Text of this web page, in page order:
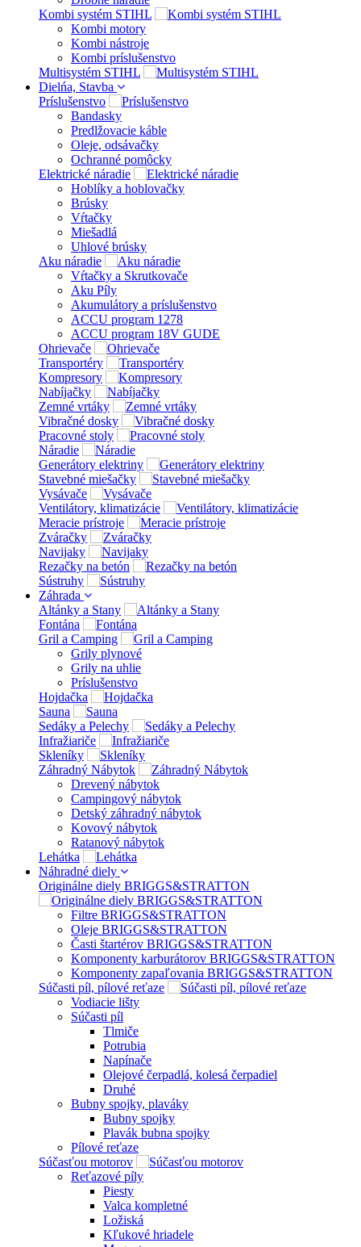
Kombi systém STIHL
Kombi motory
Kombi nástroje
Kombi príslušenstvo
Multisystém STIHL
Dielńa, Stavba
Príslušenstvo
Bandasky
Predlžovacie káble
Oleje, odsávačky
Ochranné pomôcky
Elektrické náradie
Hoblíky a hoblovačky
Brúsky
Vŕtačky
Miešadlá
Uhlové brúsky
Aku náradie
Vŕtačky a Skrutkovače
Aku Píly
Akumulátory a príslušenstvo
ACCU program 1278
ACCU program 18V GUDE
Ohrievače
Transportéry
Kompresory
Nabíjačky
Zemné vrtáky
Vibračné dosky
Pracovné stoly
Náradie
Generátory elektriny
Stavebné miešačky
Vysávače
Ventilátory, klimatizácie
Meracie prístroje
Zváračky
Navijaky
Rezačky na betón
Sústruhy
Záhrada
Altánky a Stany
Fontána
Gril a Camping
Grily plynové
Grily na uhlie
Príslušenstvo
Hojdačka
Sauna
Sedáky a Pelechy
Infražiariče
Skleníky
Záhradný Nábytok
Drevený nábytok
Campingový nábytok
Detský záhradný nábytok
Kovový nábytok
Ratanový nábytok
Lehátka
Náhradné diely
Originálne diely BRIGGS&STRATTON
Filtre BRIGGS&STRATTON
Oleje BRIGGS&STRATTON
Časti štartérov BRIGGS&STRATTON
Komponenty karburátorov BRIGGS&STRATTON
Komponenty zapaľovania BRIGGS&STRATTON
Súčasti píl, pílové reťaze
Vodiacie lišty
Súčasti píl
Tlmiče
Potrubia
Napínače
Olejové čerpadlá, kolesá čerpadiel
Druhé
Bubny spojky, plaváky
Bubny spojky
Plavák bubna spojky
Pílové reťaze
Súčasťou motorov
Reťazové píly
Piesty
Valca kompletné
Ložiská
Kľukové hriadele